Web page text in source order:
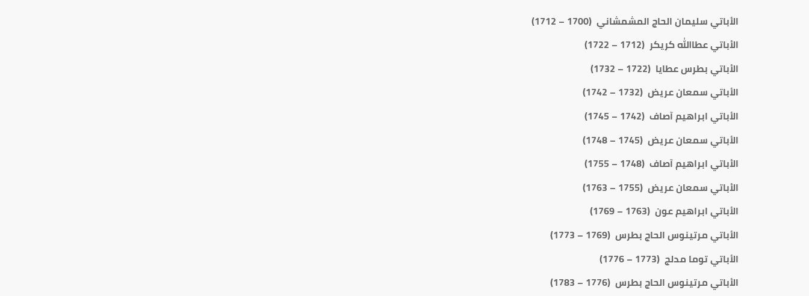
الأباتي سليمان الحاج المشمشاني (1700 – 1712)
الأباتي عطاالله كريكر (1712 – 1722)
الأباتي بطرس عطايا (1722 – 1732)
الأباتي سمعان عريض (1732 – 1742)
الأباتي ابراهيم آصاف (1742 – 1745)
الأباتي سمعان عريض (1745 – 1748)
الأباتي ابراهيم آصاف (1748 – 1755)
الأباتي سمعان عريض (1755 – 1763)
الأباتي ابراهيم عون (1763 – 1769)
الأباتي مرتينوس الحاج بطرس (1769 – 1773)
الأباتي توما مدلج (1773 – 1776)
الأباتي مرتينوس الحاج بطرس (1776 – 1783)